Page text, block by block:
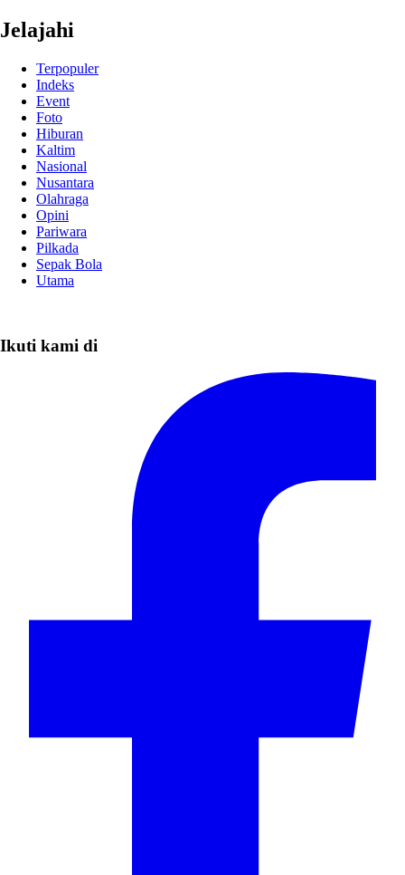
Jelajahi
Terpopuler
Indeks
Event
Foto
Hiburan
Kaltim
Nasional
Nusantara
Olahraga
Opini
Pariwara
Pilkada
Sepak Bola
Utama
Ikuti kami di